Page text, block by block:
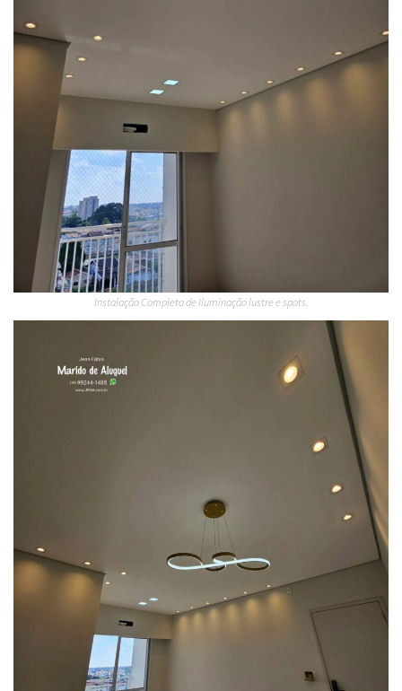
Instalação Completa de Iluminação lustre e spots.